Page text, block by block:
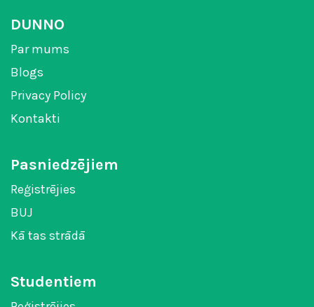
DUNNO
Par mums
Blogs
Privacy Policy
Kontakti
Pasniedzējiem
Reģistrējies
BUJ
Kā tas strādā
Studentiem